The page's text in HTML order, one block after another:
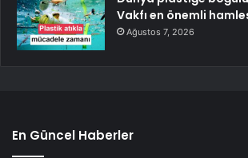
Vakfı en önemli
Ağustos 7, 2026
En Güncel Haberler